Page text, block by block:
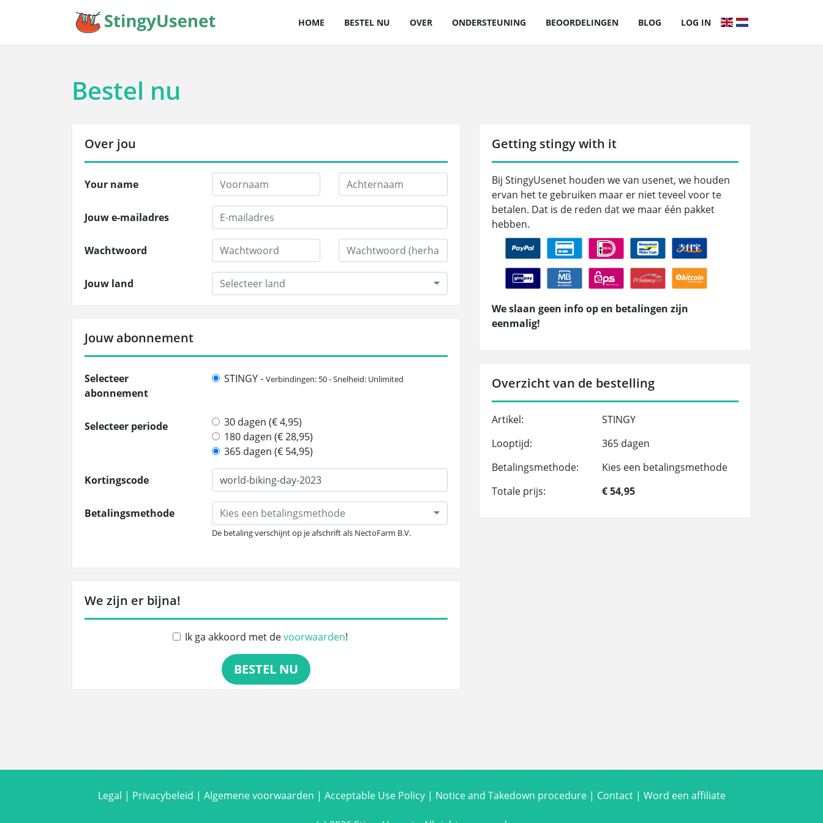
HOME BESTEL NU OVER ONDERSTEUNING BEOORDELINGEN BLOG LOG IN
Bestel nu
Over jou
Your name
Jouw e-mailadres
Wachtwoord
Jouw land Selecteer land
Jouw abonnement
Selecteer
abonnement
STINGY - Verbindingen: 50 - Snelheid: Unlimited
Selecteer periode
30 dagen (€ 4,95)
180 dagen (€ 28,95)
365 dagen (€ 54,95)
Kortingscode
Betalingsmethode Kies een betalingsmethode
De betaling verschijnt op je afschrift als NectoFarm B.V.
We zijn er bijna!
Ik ga akkoord met devoorwaarden!
BESTEL NU
Getting stingy with it
Bij StingyUsenet houden we van usenet, we houden
ervan het te gebruiken maar er niet teveel voor te
betalen. Dat is de reden dat we maar één pakket
hebben.
We slaan geen info op en betalingen zijn
eenmalig!
Overzicht van de bestelling
Artikel:
STINGY
Looptijd:
365 dagen
Betalingsmethode:
Kies een betalingsmethode
Totale prijs:
€ 54,95
Legal | Privacybeleid | Algemene voorwaarden | Acceptable Use Policy| Notice and Takedown procedure| Contact| Word een affiliate